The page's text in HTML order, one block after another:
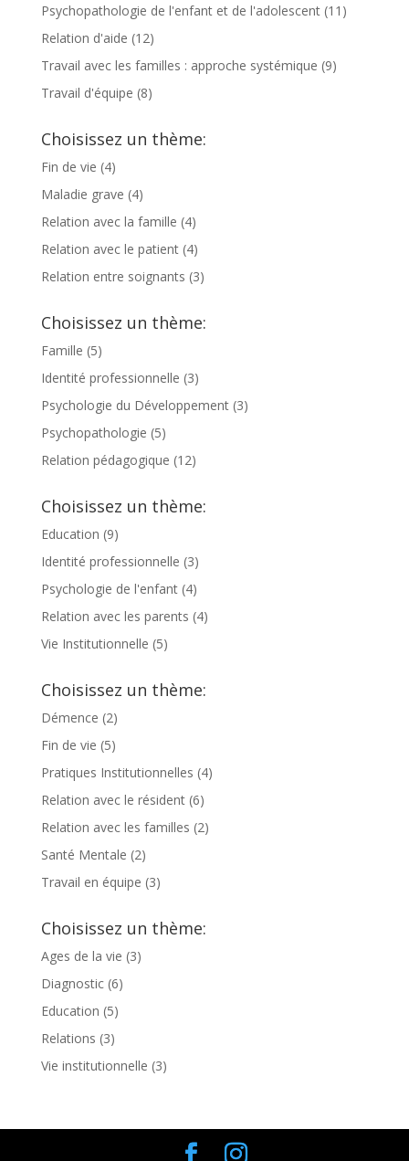
Psychopathologie de l'enfant et de l'adolescent(11)
Relation d'aide (12)
Travail avec les familles : approche systémique (9)
Travail d'équipe (8)
Choisissez un thème:
Fin de vie (4)
Maladie grave (4)
Relation avec la famille (4)
Relation avec le patient(4)
Relation entre soignants (3)
Choisissez un thème:
Famille (5)
Identité professionnelle (3)
Psychologie du Développement(3)
Psychopathologie (5)
Relation pédagogique (12)
Choisissez un thème:
Education (9)
Identité professionnelle (3)
Psychologie de l'enfant(4)
Relation avec les parents (4)
Vie Institutionnelle (5)
Choisissez un thème:
Démence (2)
Fin de vie (5)
Pratiques Institutionnelles (4)
Relation avec le résident(6)
Relation avec les familles (2)
Santé Mentale (2)
Travail en équipe (3)
Choisissez un thème:
Ages de la vie (3)
Diagnostic(6)
Education (5)
Relations (3)
Vie institutionnelle (3)